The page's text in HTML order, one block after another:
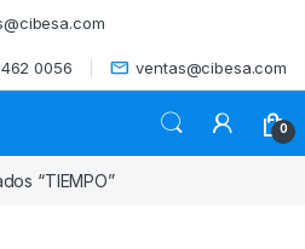
0056 ventas@cibesa.com
0
“TIEMPO”